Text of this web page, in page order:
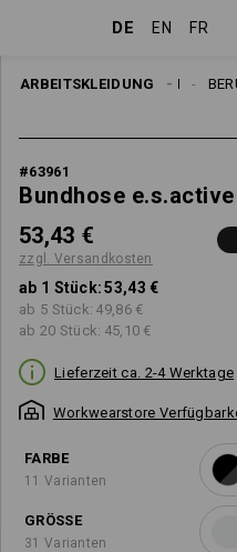
DE EN FR
ARBEITSKLEIDUNG
ARBEITSHOSEN
HERREN
#63961
Bundhose e.s.active
53,43 €
zzgl. Versandkosten
ab 1 Stück: 53,43 €
ab 5 Stück: 49,86 €
ab 20 Stück: 45,10 €
Lieferzeit ca. 2-4 Werktage
Workwearstore
FARBE
11 Varianten
GRÖSSE
31 Varianten